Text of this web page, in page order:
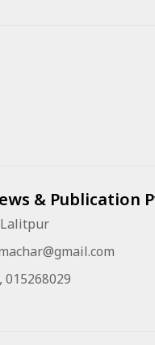
& Publication
Lalitpur
015268029